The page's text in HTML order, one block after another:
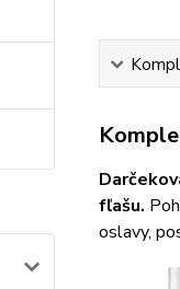
fľašu.
oslavy,